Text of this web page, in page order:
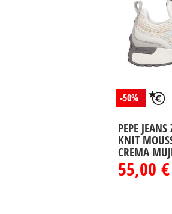
-50%
PEPE
KNIT
CREMA
55,00